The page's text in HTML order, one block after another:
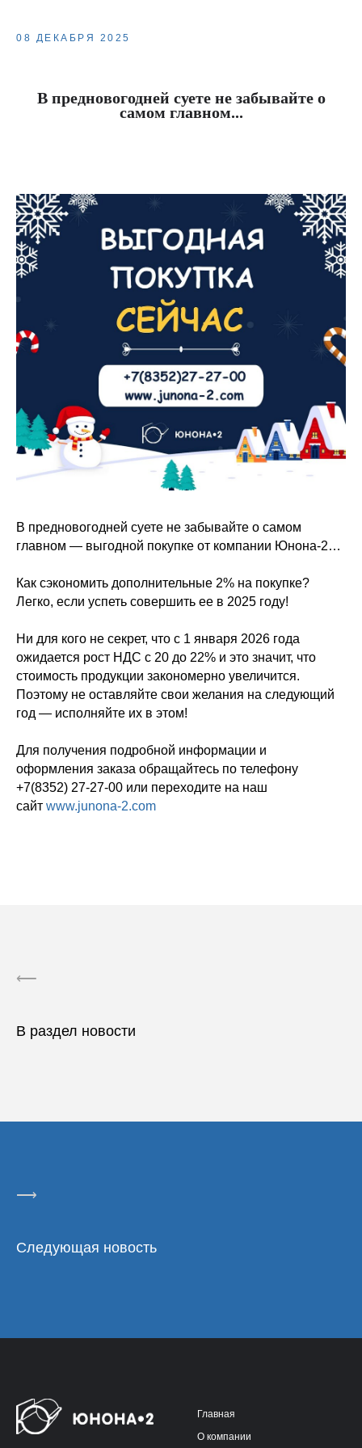
08 ДЕКАБРЯ 2025
В предновогодней суете не забывайте о
самом главном...
В предновогодней суете не забывайте о самом
главном — выгодной покупке от компании Юнона-2…
Как сэкономить дополнительные 2% на покупке?
Легко, если успеть совершить ее в 2025 году!
Ни для кого не секрет, что с 1 января 2026 года
ожидается рост НДС с 20 до 22% и это значит, что
стоимость продукции закономерно увеличится.
Поэтому не оставляйте свои желания на следующий
год — исполняйте их в этом!
Для получения подробной информации и
оформления заказа обращайтесь по телефону
+7(8352) 27-27-00 или переходите на наш
сайт www.junona-2.com
⟵
В раздел новости
⟶
Следующая новость
Главная
О компании